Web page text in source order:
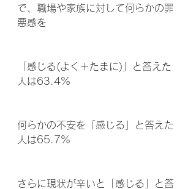
で、職場や家族に対して何らかの罪
悪感を
「感じる(よく＋たまに)」と答えた
人は63.4%
何らかの不安を「感じる」と答えた
人は65.7%
さらに現状が辛いと「感じる」と答